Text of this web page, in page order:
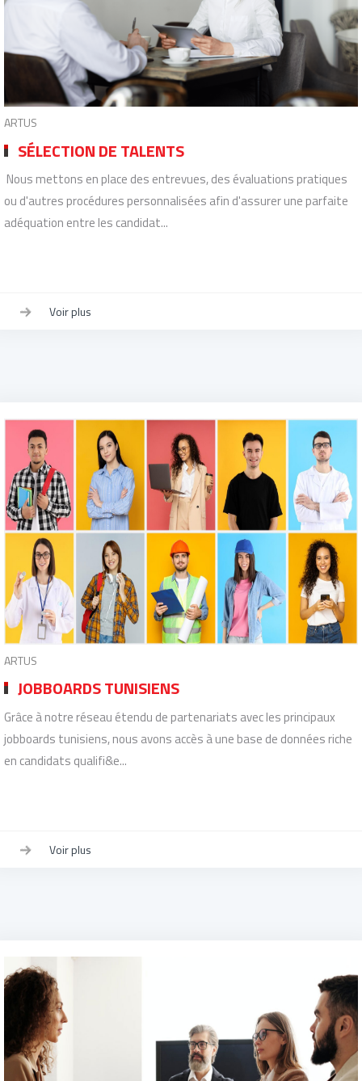
ARTUS
SÉLECTION DE TALENTS
Nous mettons en place des entrevues, des évaluations pratiques
ou d'autres procédures personnalisées afin d'assurer une parfaite
adéquation entre les candidat...
Voir plus
ARTUS
JOBBOARDS TUNISIENS
Grâce à notre réseau étendu de partenariats avec les principaux
jobboards tunisiens, nous avons accès à une base de données riche
en candidats qualifi&e...
Voir plus